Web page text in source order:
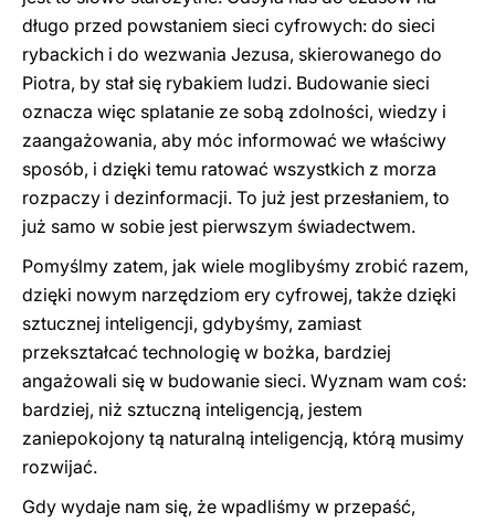
długo przed powstaniem sieci cyfrowych: do sieci
rybackich i do wezwania Jezusa, skierowanego do
Piotra, by stał się rybakiem ludzi. Budowanie sieci
oznacza więc splatanie ze sobą zdolności, wiedzy i
zaangażowania, aby móc informować we właściwy
sposób, i dzięki temu ratować wszystkich z morza
rozpaczy i dezinformacji. To już jest przesłaniem, to
już samo w sobie jest pierwszym świadectwem.
Pomyślmy zatem, jak wiele moglibyśmy zrobić razem,
dzięki nowym narzędziom ery cyfrowej, także dzięki
sztucznej inteligencji, gdybyśmy, zamiast
przekształcać technologię w bożka, bardziej
angażowali się w budowanie sieci. Wyznam wam coś:
bardziej, niż sztuczną inteligencją, jestem
zaniepokojony tą naturalną inteligencją, którą musimy
rozwijać.
Gdy wydaje nam się, że wpadliśmy w przepaść,